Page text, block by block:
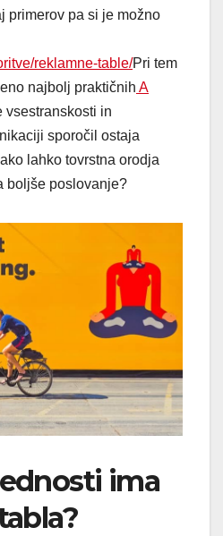
primerov pa si je možno
reklamne-table/Pri tem
najbolj praktičnih A
vsestranskosti in
sporočil ostaja
lahko tovrstna orodja
boljše poslovanje?
ima